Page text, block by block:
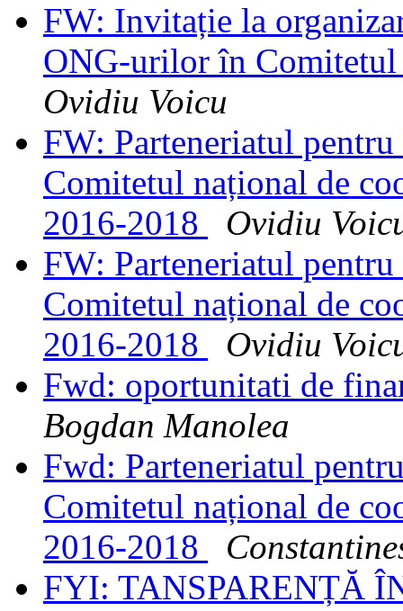
FW: Invitație la
ONG-urilor în
Ovidiu Voicu
FW: Parteneriatul
Comitetul național de
2016-2018
Ovidiu
FW: Parteneriatul
Comitetul național de
2016-2018
Ovidiu
Fwd: oportunitati de
Bogdan Manolea
Fwd: Parteneriatul
Comitetul național de
2016-2018
FYI: TANSPARENȚĂ